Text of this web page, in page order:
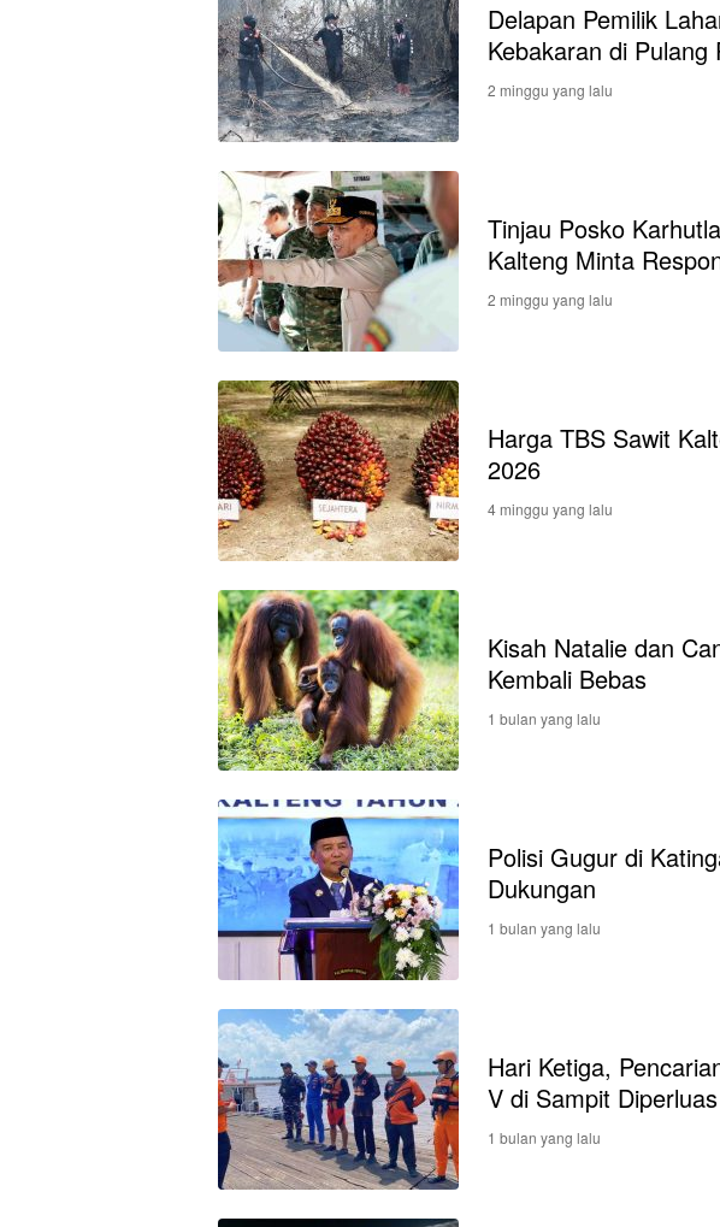
Delapan Pemilik
Kebakaran di Pulang
2 minggu yang lalu
Tinjau Posko
Kalteng Minta
2 minggu yang lalu
Harga TBS Sawit
2026
4 minggu yang lalu
Kisah Natalie dan
Kembali Bebas
1 bulan yang lalu
Polisi Gugur di
Dukungan
1 bulan yang lalu
Hari Ketiga,
V di Sampit Diperluas
1 bulan yang lalu